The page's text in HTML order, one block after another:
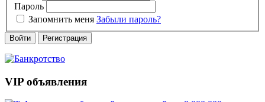
Пароль
Запомнить меня Забыли пароль?
Войти Регистрация
VIP объявления